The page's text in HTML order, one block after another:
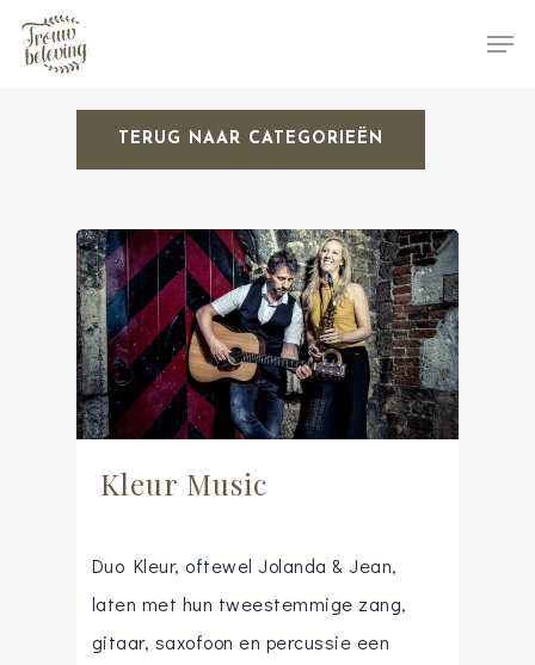
Hit enter to search or ESC to close
TERUG NAAR CATEGORIEËN
Kleur Music
Duo Kleur, oftewel Jolanda & Jean,
laten met hun tweestemmige zang,
gitaar, saxofoon en percussie een